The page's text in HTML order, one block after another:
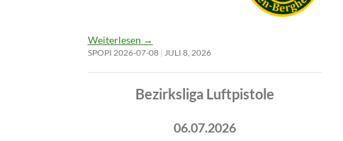
Weiterlesen →
SPOPI 2026-07-08 JULI 8, 2026
Bezirksliga Luftpistole
06.07.2026